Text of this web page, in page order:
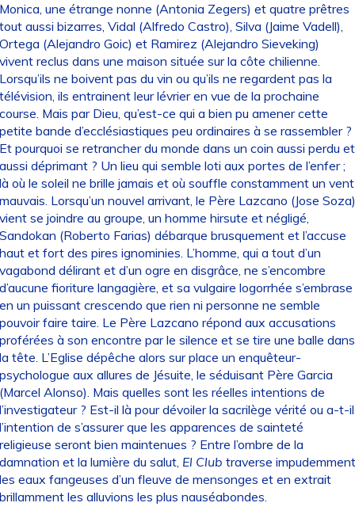
une étrange nonne (Antonia Zegers) et quatre prêtres
aussi bizarres, Vidal (Alfredo Castro), Silva (Jaime Vadell),
(Alejandro Goic) et Ramirez (Alejandro Sieveking)
reclus dans une maison située sur la côte chilienne.
ne boivent pas du vin ou qu’ils ne regardent pas la
ils entrainent leur lévrier en vue de la prochaine
Mais par Dieu, qu’est-ce qui a bien pu amener cette
bande d’ecclésiastiques peu ordinaires à se rassembler ?
pourquoi se retrancher du monde dans un coin aussi perdu et
déprimant ? Un lieu qui semble loti aux portes de l’enfer ;
où le soleil ne brille jamais et où souffle constamment un vent
Lorsqu’un nouvel arrivant, le Père Lazcano (Jose Soza)
se joindre au groupe, un homme hirsute et négligé,
(Roberto Farias) débarque brusquement et l’accuse
et fort des pires ignominies. L’homme, qui a tout d’un
délirant et d’un ogre en disgrâce, ne s’encombre
fioriture langagière, et sa vulgaire logorrhée s’embrase
un puissant crescendo que rien ni personne ne semble
faire taire. Le Père Lazcano répond aux accusations
à son encontre par le silence et se tire une balle dans
tête. L’Eglise dépêche alors sur place un enquêteur-
aux allures de Jésuite, le séduisant Père Garcia
Alonso). Mais quelles sont les réelles intentions de
? Est-il là pour dévoiler la sacrilège vérité ou a-t-il
de s’assurer que les apparences de sainteté
seront bien maintenues ? Entre l’ombre de la
et la lumière du salut, El Club traverse impudemment
eaux fangeuses d’un fleuve de mensonges et en extrait
les alluvions les plus nauséabondes.